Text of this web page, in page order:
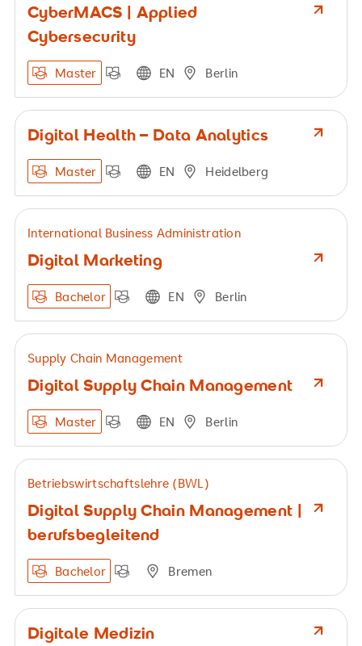
CyberMACS | Applied
Cybersecurity
Master EN Berlin
Digital Health – Data Analytics
Master EN Heidelberg
International Business Administration
Digital Marketing
Bachelor EN Berlin
Supply Chain Management
Digital Supply Chain Management
Master EN Berlin
Betriebswirtschaftslehre (BWL)
Digital Supply Chain Management |
berufsbegleitend
Bachelor Bremen
Digitale Medizin